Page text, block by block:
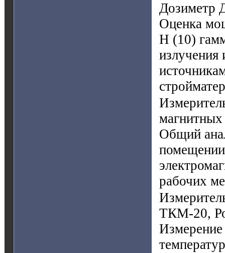
Дозиметр
Оценка
Н (10)
излучения
Общий
рабочих
ТКМ-20,
Измерение